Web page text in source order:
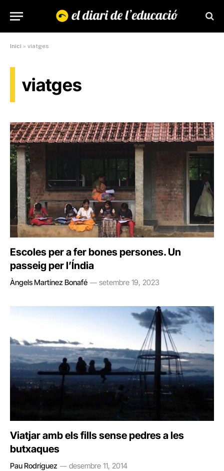
Inici » viatges
viatges
Escoles per a fer bones persones. Un
passeig per l’Índia
Àngels Martínez Bonafé setembre 19, 2023
Viatjar amb els fills sense pedres a les
butxaques
Pau Rodríguez desembre 11, 2014